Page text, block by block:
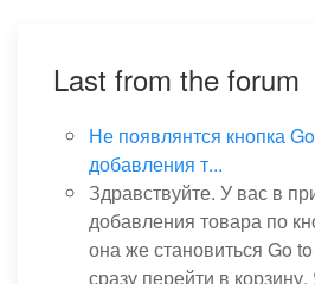
Last from the forum
Не появлянтся кнопка
добавления т...
Здравствуйте. У вас в
добавления товара по
она же становиться Go
сразу перейти в